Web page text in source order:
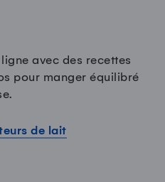
avec des recettes
pour manger équilibré
de lait